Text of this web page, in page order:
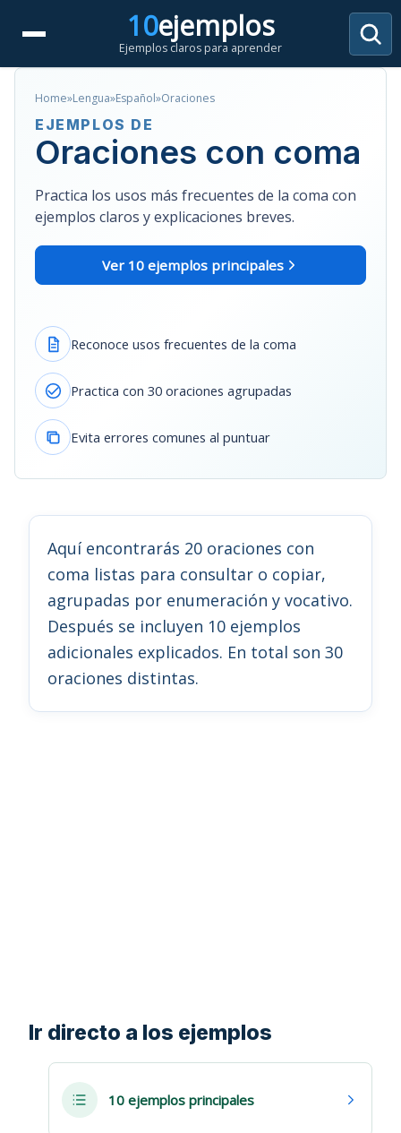
contenido
10ejemplos
Ejemplos claros para aprender
Home»Lengua»Español»Oraciones
EJEMPLOS DE
Oraciones con coma
Practica los usos más frecuentes de la coma con
ejemplos claros y explicaciones breves.
Ver 10 ejemplos principales
Reconoce usos frecuentes de la coma
Practica con 30 oraciones agrupadas
Evita errores comunes al puntuar
Aquí encontrarás 20 oraciones con
coma listas para consultar o copiar,
agrupadas por enumeración y vocativo.
Después se incluyen 10 ejemplos
adicionales explicados. En total son 30
oraciones distintas.
Ir directo a los ejemplos
10 ejemplos principales